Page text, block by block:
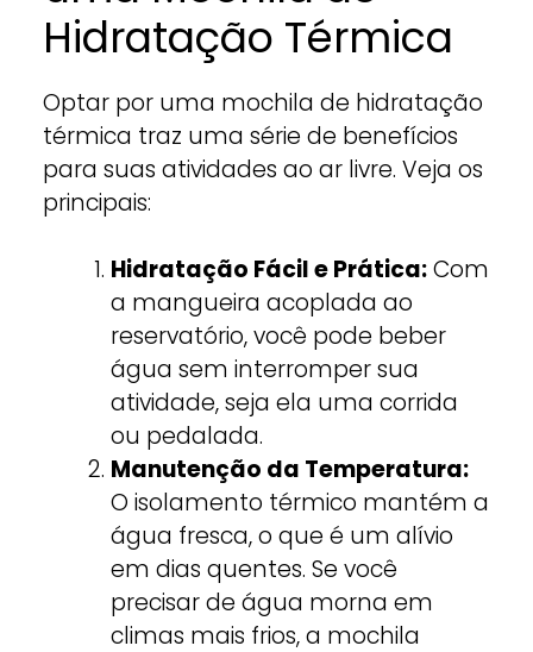
Hidratação Térmica
Optar por uma mochila de hidratação
térmica traz uma série de benefícios
para suas atividades ao ar livre. Veja os
principais:
Hidratação Fácil e Prática:Com
a mangueira acoplada ao
reservatório, você pode beber
água sem interromper sua
atividade, seja ela uma corrida
ou pedalada.
Manutenção da Temperatura:
O isolamento térmico mantém a
água fresca, o que é um alívio
em dias quentes. Se você
precisar de água morna em
climas mais frios, a mochila